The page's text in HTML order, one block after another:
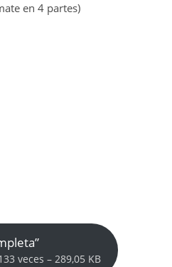
en 4 partes)
veces – 289,05 KB